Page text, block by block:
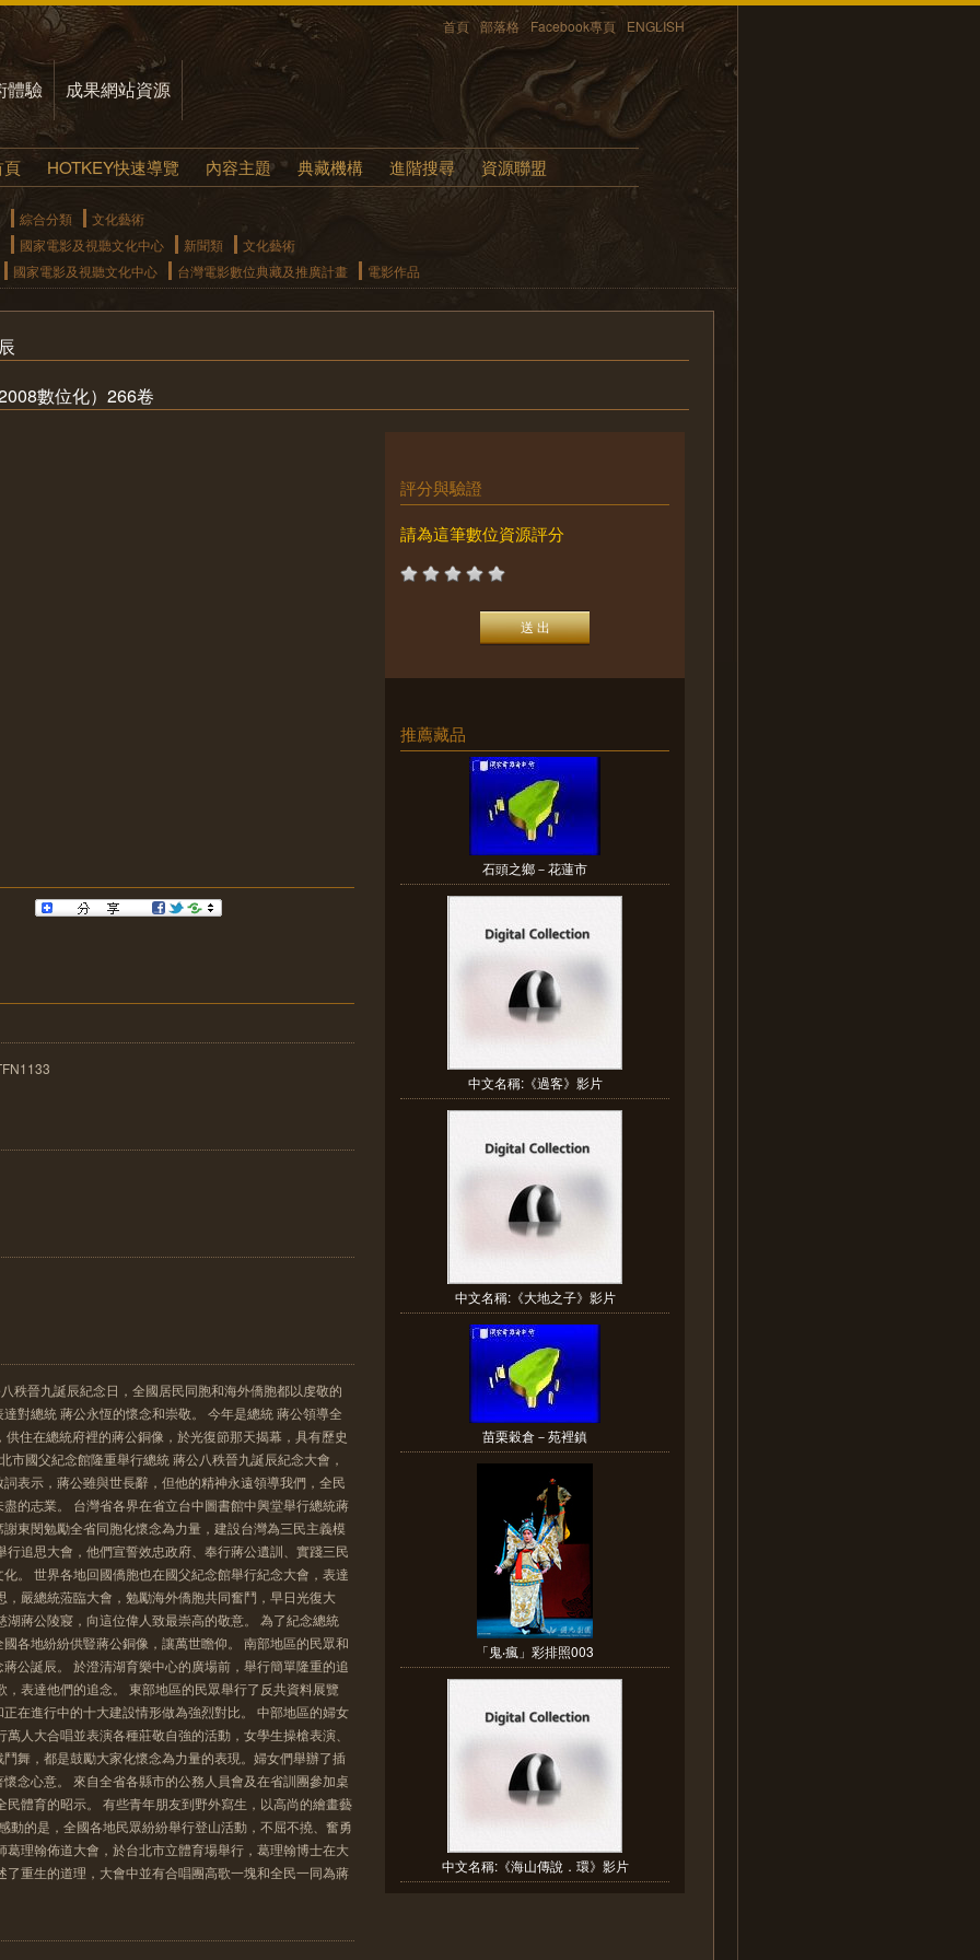
首頁 部落格 Facebook專頁 ENGLISH
體驗 成果網站資源
HOTKEY快速導覽 內容主題 典藏機構 進階搜尋 資源聯盟
綜合分類
文化藝術
國家電影及視聽文化中心
新聞類
文化藝術
國家電影及視聽文化中心
台灣電影數位典藏及推廣計畫 電影作品
數位化）266卷
秩晉九誕辰紀念日，全國居民同胞和海外僑胞都以虔敬的
對總統 蔣公永恆的懷念和崇敬。 今年是總統 蔣公領導全
住在總統府裡的蔣公銅像，於光復節那天揭幕，具有歷史
市國父紀念館隆重舉行總統 蔣公八秩晉九誕辰紀念大會，
表示，蔣公雖與世長辭，但他的精神永遠領導我們，全民
的志業。 台灣省各界在省立台中圖書館中興堂舉行總統蔣
東閔勉勵全省同胞化懷念為力量，建設台灣為三民主義模
行追思大會，他們宣誓效忠政府、奉行蔣公遺訓、實踐三民
。 世界各地回國僑胞也在國父紀念館舉行紀念大會，表達
，嚴總統蒞臨大會，勉勵海外僑胞共同奮鬥，早日光復大
蔣公陵寢，向這位偉人致最崇高的敬意。 為了紀念總統
各地紛紛供豎蔣公銅像，讓萬世瞻仰。 南部地區的民眾和
公誕辰。 於澄清湖育樂中心的廣場前，舉行簡單隆重的追
表達他們的追念。 東部地區的民眾舉行了反共資料展覽
在進行中的十大建設情形做為強烈對比。 中部地區的婦女
人大合唱並表演各種莊敬自強的活動，女學生操槍表演、
舞，都是鼓勵大家化懷念為力量的表現。婦女們舉辦了插
念心意。 來自全省各縣市的公務人員會及在省訓團參加桌
民體育的昭示。 有些青年朋友到野外寫生，以高尚的繪畫藝
動的是，全國各地民眾紛紛舉行登山活動，不屈不撓、奮勇
葛理翰佈道大會，於台北市立體育場舉行，葛理翰博士在大
了重生的道理，大會中並有合唱團高歌一塊和全民一同為蔣
評分與驗證
請為這筆數位資源評分
推薦藏品
石頭之鄉－花蓮市
中文名稱:《過客》影片
中文名稱:《大地之子》影片
苗栗穀倉－苑裡鎮
「鬼‧瘋」彩排照003
中文名稱:《海山傳說．環》影片